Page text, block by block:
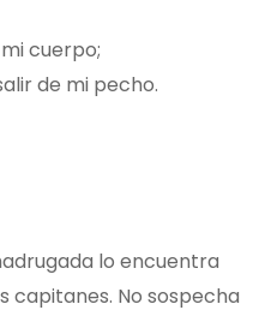
cuerpo;
de mi pecho.
lo encuentra
capitanes. No sospecha